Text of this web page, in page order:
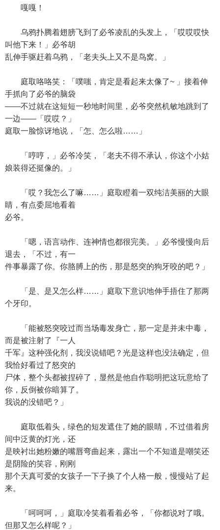
嘎嘎！
乌鸦扑腾着翅膀飞到了必爷凌乱的头发上，「哎哎哎快
叫他下来！」必爷胡
乱伸手驱赶着乌鸦，「老夫头上又不是鸟窝。」
庭取咯咯笑：「噗嗤，肯定是看起来太像了~ 」接着伸
手抓向了必爷的脑袋
——不过就在这短短一秒地时间里，必爷突然机敏地跳到了
一边——「哎哎？」
庭取一脸惊讶地说，「怎、怎么啦……」
「哼哼，」必爷冷笑，「老夫不得不承认，你这个小姑
娘装得还挺像的。」
「哎？我怎么了嘛……」庭取瞪着一双纯洁美丽的大眼
睛，有点委屈地看着
必爷。
「嗯，语言动作、连神情也都很完美。」必爷慢慢向后
退去，「不过，有一
件事暴露了你。你胳膊上的伤，那是怒突的狗牙咬的吧？」
「是、是又怎么样……」庭取下意识地伸手捂住了那两
个牙印。
「能被怒突咬过而当场毒发身亡，那一定是并未中毒，
而是被注射了『一人
千军』这种强化剂，我没说错吧？光是这样也没法确定，但
我恰好看过了怒突的
尸体，整个头都被捏碎了，显然是他自作聪明把这玩意给了
你，反倒被你暗算了。
我说的没错吧？」
庭取低着头，绿色的短发遮住了她的眼睛，不过借着房
间中泛黄的灯光，还
是映衬出她粉嫩的嘴唇弯曲起来，露出一个不知道是嘲笑还
是阴险的笑容，刚刚
那个天真可爱的女孩子一下子换了个人格一般，慢慢站了起
来。
「呵呵呵，」庭取冷笑着看着必爷，「你都说对了哦。
但那又怎么样呢？」